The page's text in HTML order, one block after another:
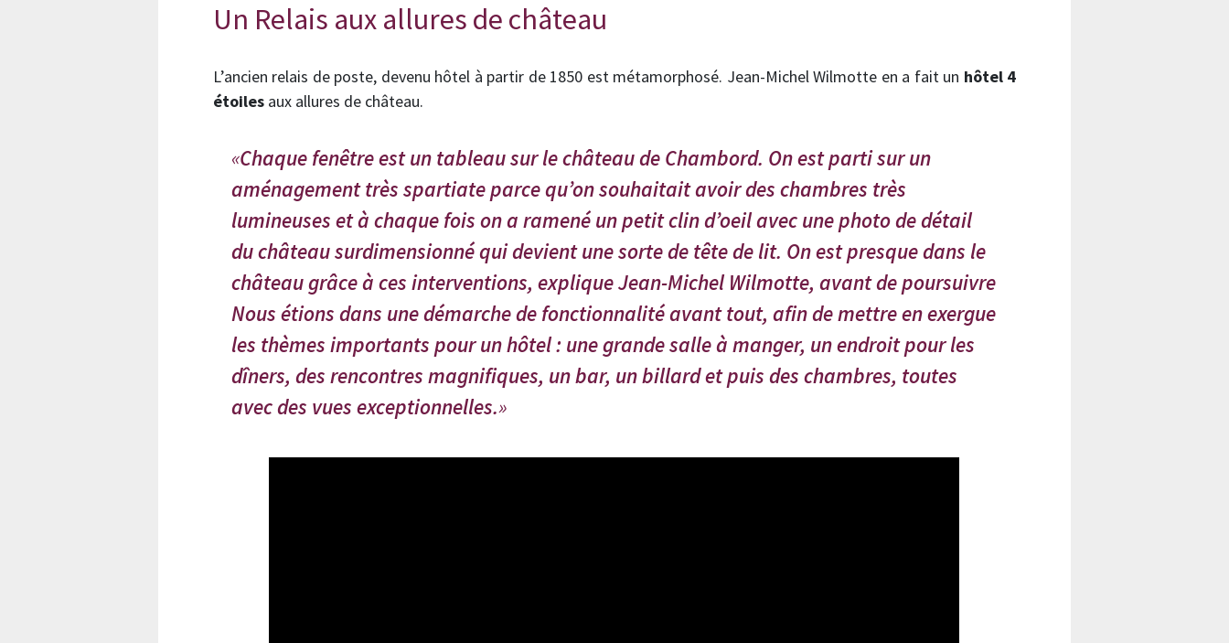
Un Relais aux allures de château
L’ancien relais de poste, devenu hôtel à partir de 1850 est métamorphosé. Jean-Michel Wilmotte en a fait un hôtel 4
étoilesaux allures de château.
Chaque fenêtre est un tableau sur le château de Chambord. On est parti sur un
aménagement très spartiate parce qu’on souhaitait avoir des chambres très
lumineuses et à chaque fois on a ramené un petit clin d’oeil avec une photo de détail
du château surdimensionné qui devient une sorte de tête de lit. On est presque dans le
château grâce à ces interventions, explique Jean-Michel Wilmotte, avant de poursuivre
Nous étions dans une démarche de fonctionnalité avant tout, afin de mettre en exergue
les thèmes importants pour un hôtel : une grande salle à manger, un endroit pour les
dîners, des rencontres magnifiques, un bar, un billard et puis des chambres, toutes
avec des vues exceptionnelles.